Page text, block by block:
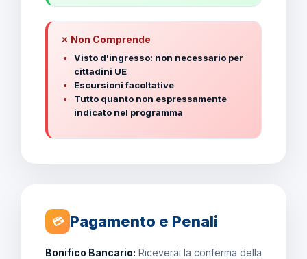
✗ Non Comprende
Visto d'ingresso: non necessario per
cittadini UE
Escursioni facoltative
Tutto quanto non espressamente
indicato nel programma
💳 Pagamento e Penali
Bonifico Bancario: Riceverai la conferma della